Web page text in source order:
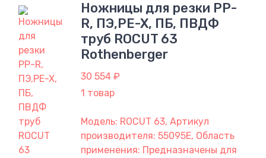
Ножницы для резки PP-
R, ПЭ,PE-X, ПБ, ПВДФ
труб ROCUT 63
Rothenberger
30 554 ₽
1 товар
Модель: ROCUT 63, Артикул
производителя: 55095Е, Область
применения: Предназначены для